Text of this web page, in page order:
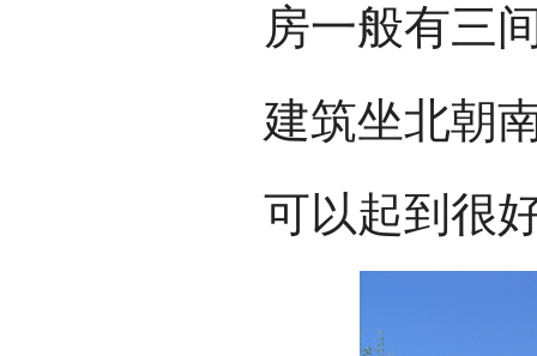
房一般有三
建筑坐北朝
可以起到很